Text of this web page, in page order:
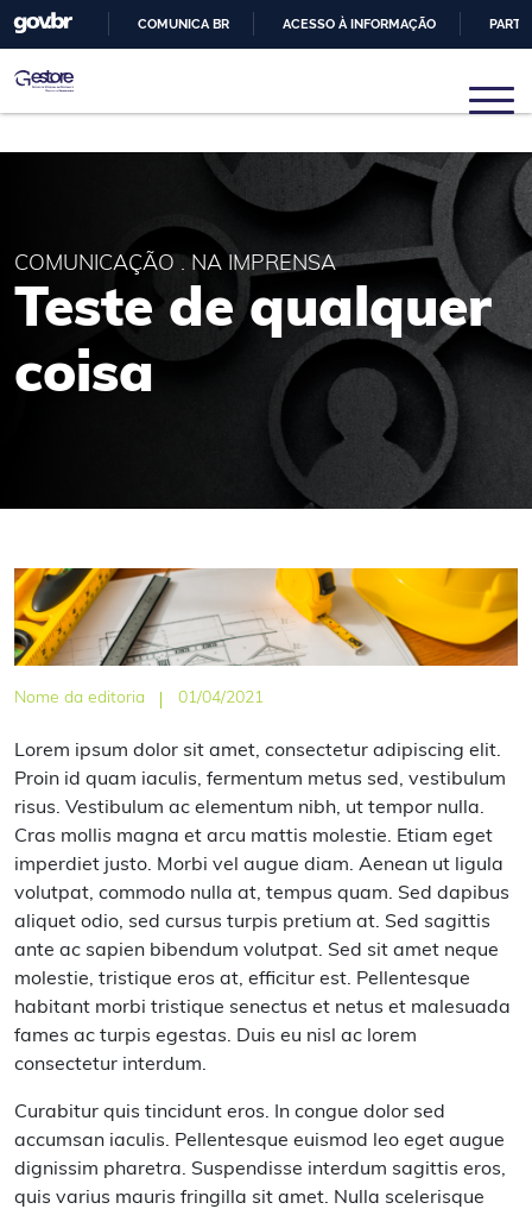
O
COMUNICA BR ACESSO À INFORMAÇÃO
Gestore
Núcleo de Pesquisas em Sistemas e Gestão de
COMUNICAÇÃO . NA IMPRENSA
Teste de qualquer
coisa
Nome da editoria 01/04/2021
Lorem ipsum dolor sit amet, consectetur adipiscing elit.
Proin id quam iaculis, fermentum metus sed, vestibulum
risus. Vestibulum ac elementum nibh, ut tempor nulla.
Cras mollis magna et arcu mattis molestie. Etiam eget
imperdiet justo. Morbi vel augue diam. Aenean ut ligula
volutpat, commodo nulla at, tempus quam. Sed dapibus
aliquet odio, sed cursus turpis pretium at. Sed sagittis
ante ac sapien bibendum volutpat. Sed sit amet neque
molestie, tristique eros at, efficitur est. Pellentesque
habitant morbi tristique senectus et netus et malesuada
fames ac turpis egestas. Duis eu nisl ac lorem
consectetur interdum.
Curabitur quis tincidunt eros. In congue dolor sed
accumsan iaculis. Pellentesque euismod leo eget augue
dignissim pharetra. Suspendisse interdum sagittis eros,
quis varius mauris fringilla sit amet. Nulla scelerisque